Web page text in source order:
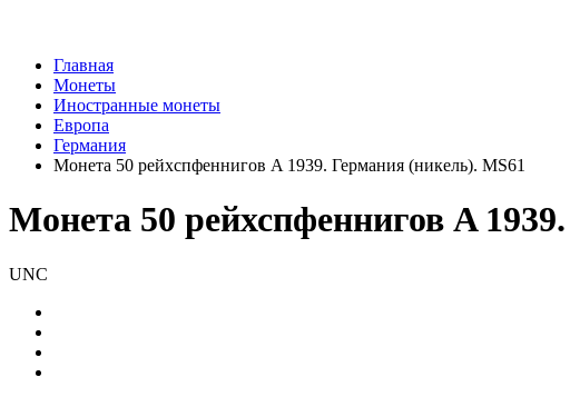
Главная
Монеты
Иностранные монеты
Европа
Германия
Монета 50 рейхспфеннигов A 1939. Германия (никель). MS61
Монета 50 рейхспфеннигов A
UNC